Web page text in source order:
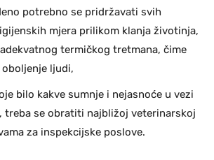
potrebno se pridržavati svih
mjera prilikom klanja životinja,
termičkog tretmana, čime
ljudi,
bilo kakve sumnje i nejasnoće u vezi
treba se obratiti najbližoj veterinarskoj
za inspekcijske poslove.